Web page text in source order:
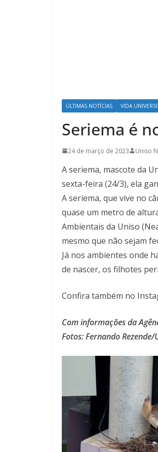
ÚLTIMAS NOTÍCIAS VIDA
Seriema é
24 de março de 2023 Uniso
A seriema, mascote da
sexta-feira (24/3), ela
A seriema, que vive no
quase um metro de
Ambientais da Uniso
mesmo que não sejam
Já nos ambientes onde
de nascer, os filhotes
Confira também no
Com informações da
Fotos: Fernando Rezende/